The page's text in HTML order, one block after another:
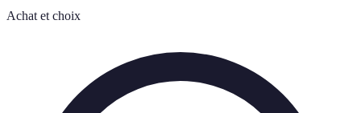
Achat et choix